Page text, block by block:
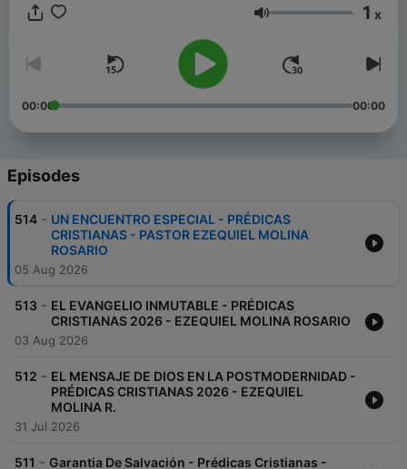
Volume 1 x
00:00 00:00
Episodes
514 - UN ENCUENTRO ESPECIAL - PRÉDICAS
CRISTIANAS - PASTOR EZEQUIEL MOLINA
ROSARIO
05 Aug 2026
513 - EL EVANGELIO INMUTABLE - PRÉDICAS
CRISTIANAS 2026 - EZEQUIEL MOLINA ROSARIO
03 Aug 2026
512 - EL MENSAJE DE DIOS EN LA POSTMODERNIDAD -
PRÉDICAS CRISTIANAS 2026 - EZEQUIEL
MOLINA R.
31 Jul 2026
511 - Garantia De Salvación - Prédicas Cristianas -